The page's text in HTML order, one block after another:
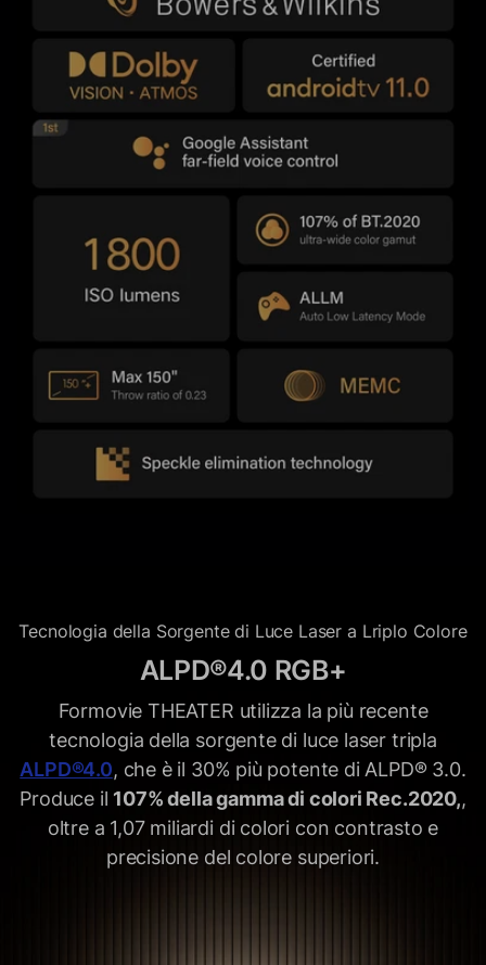
Tecnologia della Sorgente di Luce Laser a Lriplo Colore
ALPD®4.0 RGB+
Formovie THEATER utilizza la più recente
tecnologia della sorgente di luce laser tripla
ALPD®4.0, che è il 30% più potente di ALPD® 3.0.
Produce il 107% della gamma di colori Rec.2020,,
oltre a 1,07 miliardi di colori con contrasto e
precisione del colore superiori.